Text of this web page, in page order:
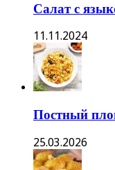
Салат с
11.11.2024
Постный
25.03.2026